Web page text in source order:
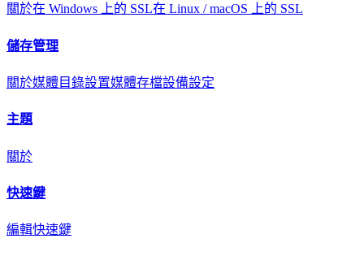
關於在 Windows 上的 SSL在 Linux / macOS 上的 SSL
儲存管理
關於媒體目錄設置媒體存檔設備設定
主題
關於
快速鍵
編輯快速鍵